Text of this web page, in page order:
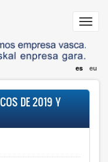
es eu
DE 2019 Y